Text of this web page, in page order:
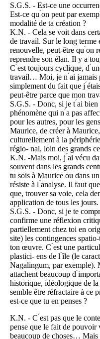
S.G.S. - Est-ce une
Est-ce qu ́on peut par
modalité de ta création ?
K.N. - Cela se voit dans
de travail. Sur le long terme
renouvelle, peut-être qu ́on
reprendre son élan. Il y a
C ́est toujours cyclique, d
travail… Moi, je n ́ai jamais
simplement du fait que j
peut-être parce que mon
S.G.S. - Donc, si je t ́ai
phénomène qui n ́a pas
pour les autres, pour les
Maurice, de créer à
culturellement à la
régio- nal, loin des grands
K.N. -Mais moi, j ́ai vécu
souvent dans les grands
tu sois à Maurice ou dans
résiste à l ́analyse. Il faut
que, trouver sa voie, cela
application de tous les jours.
S.G.S. - Donc, si je te
confirme une réflexion
partiellement chez toi en
site) les contingences
ton œuvre. C ́est une
plastici- ens de l ́île (le
Nagalingum, par exemple).
attachent beaucoup d
historique, idéologique de
semble être réfractaire à ce
́est-ce que tu en penses ?
K.N. - C ́est pas que le
pense que le fait de
beaucoup de choses… Mais